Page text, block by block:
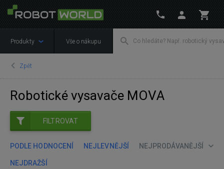
Produkty Vše o nákupu
Zpět
Robotické vysavače MOVA
FILTROVAT
PODLE HODNOCENÍ NEJLEVNĚJŠÍ NEJPRODÁVANĚJŠÍ
NEJDRAŽŠÍ